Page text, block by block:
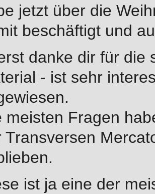
jetzt über die
beschäftigt und
danke dir für die
- ist sehr
meisten Fragen
Transversen
ist ja eine der